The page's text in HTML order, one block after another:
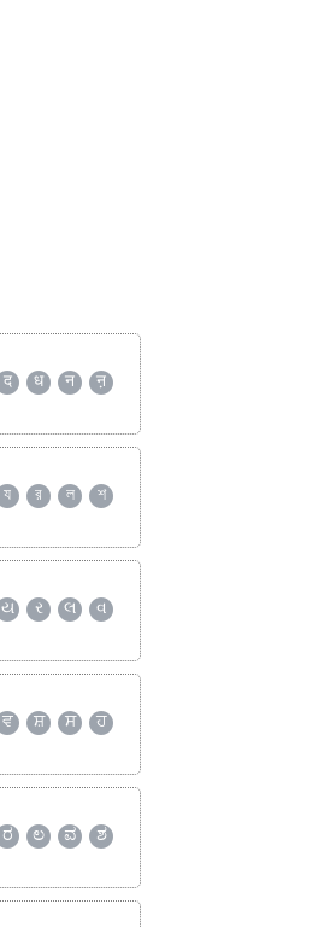
द ध न
ऩ
য র ল
শ
ય ર લ
વ
ਵ ਸ਼ ਸ
ਹ
ರ ಲ ವ
ಶ